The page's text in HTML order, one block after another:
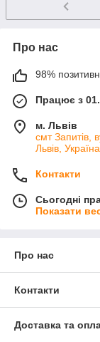
Про нас
98%
Працює з
м. Львів
смт Запитів,
Львів, Україна
Контакти
Сьогодні
Показати
Про нас
Контакти
Доставка та